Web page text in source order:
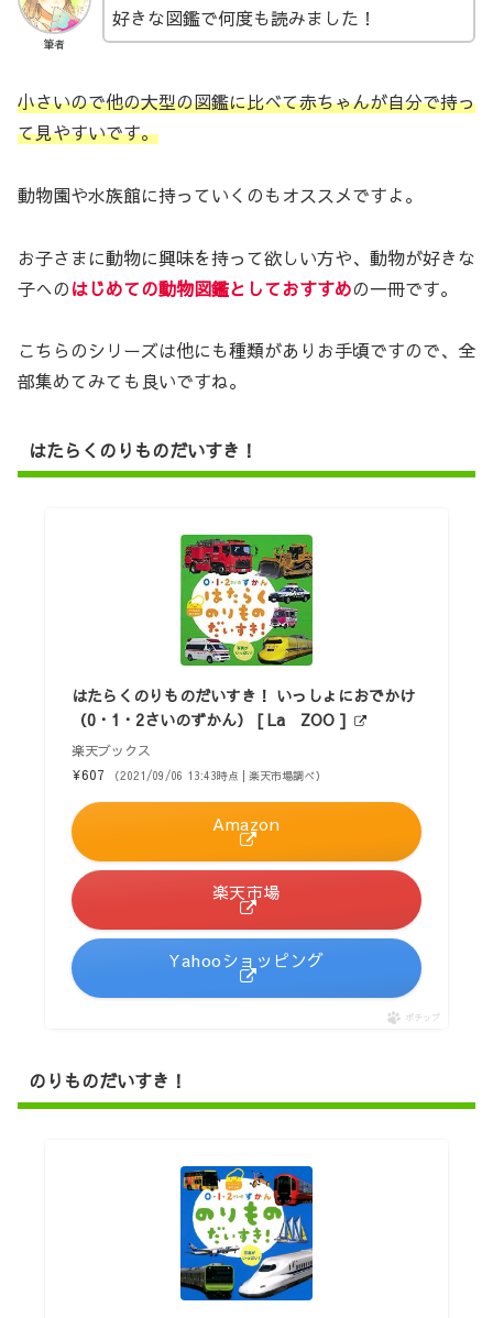
筆者
好きな図鑑で何度も読みました！
小さいので他の大型の図鑑に比べて赤ちゃんが自分で持っ
て見やすいです。
動物園や水族館に持っていくのもオススメですよ。
お子さまに動物に興味を持って欲しい方や、動物が好きな
子へのはじめての動物図鑑としておすすめの一冊です。
こちらのシリーズは他にも種類がありお手頃ですので、全
部集めてみても良いですね。
はたらくのりものだいすき！
はたらくのりものだいすき！ いっしょにおでかけ
（0・1・2さいのずかん） [ La ZOO ]
楽天ブックス
¥607
（2021/09/06 13:43時点 | 楽天市場調べ）
Amazon
楽天市場
Yahooショッピング
ポチップ
のりものだいすき！